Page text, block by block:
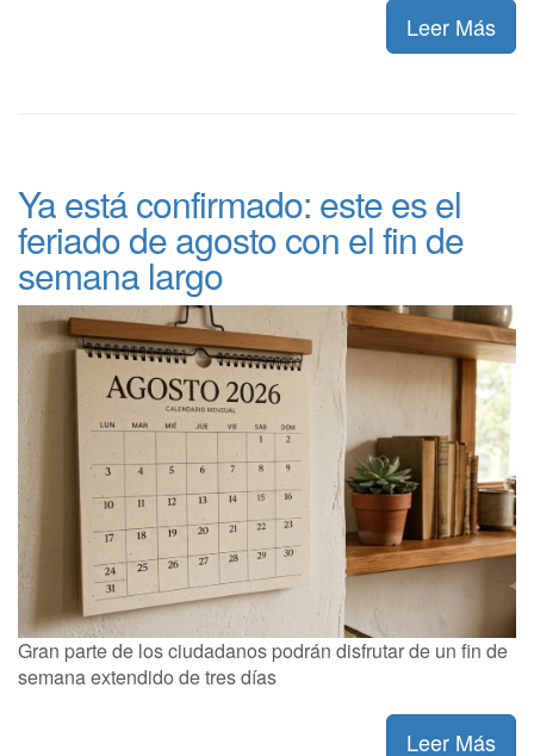
Leer Más
Ya está confirmado: este es el
feriado de agosto con el fin de
semana largo
Gran parte de los ciudadanos podrán disfrutar de un fin de
semana extendido de tres días
Leer Más